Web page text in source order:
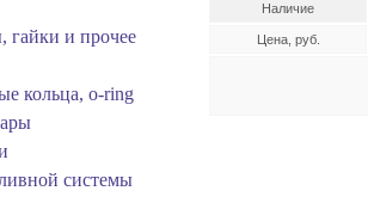
и прочее
кольца, o-ring
системы
Наличие
Цена, руб.